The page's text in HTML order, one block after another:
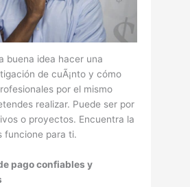
buena idea hacer una
de cuÃ¡nto y cómo
por el mismo
realizar. Puede ser por
o proyectos. Encuentra la
funcione para ti.
pago confiables y